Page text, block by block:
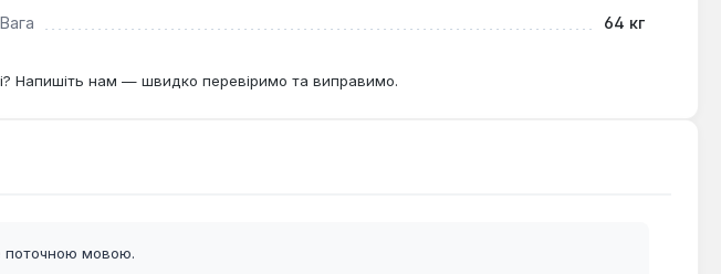
Вага 64 кг
Напишіть нам — швидко перевіримо та виправимо.
поточною мовою.